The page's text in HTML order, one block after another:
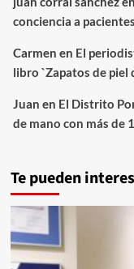
conciencia a
Carmen en El
libro `Zapatos de piel
Juan en El Distrito
de mano con más de
Te pueden